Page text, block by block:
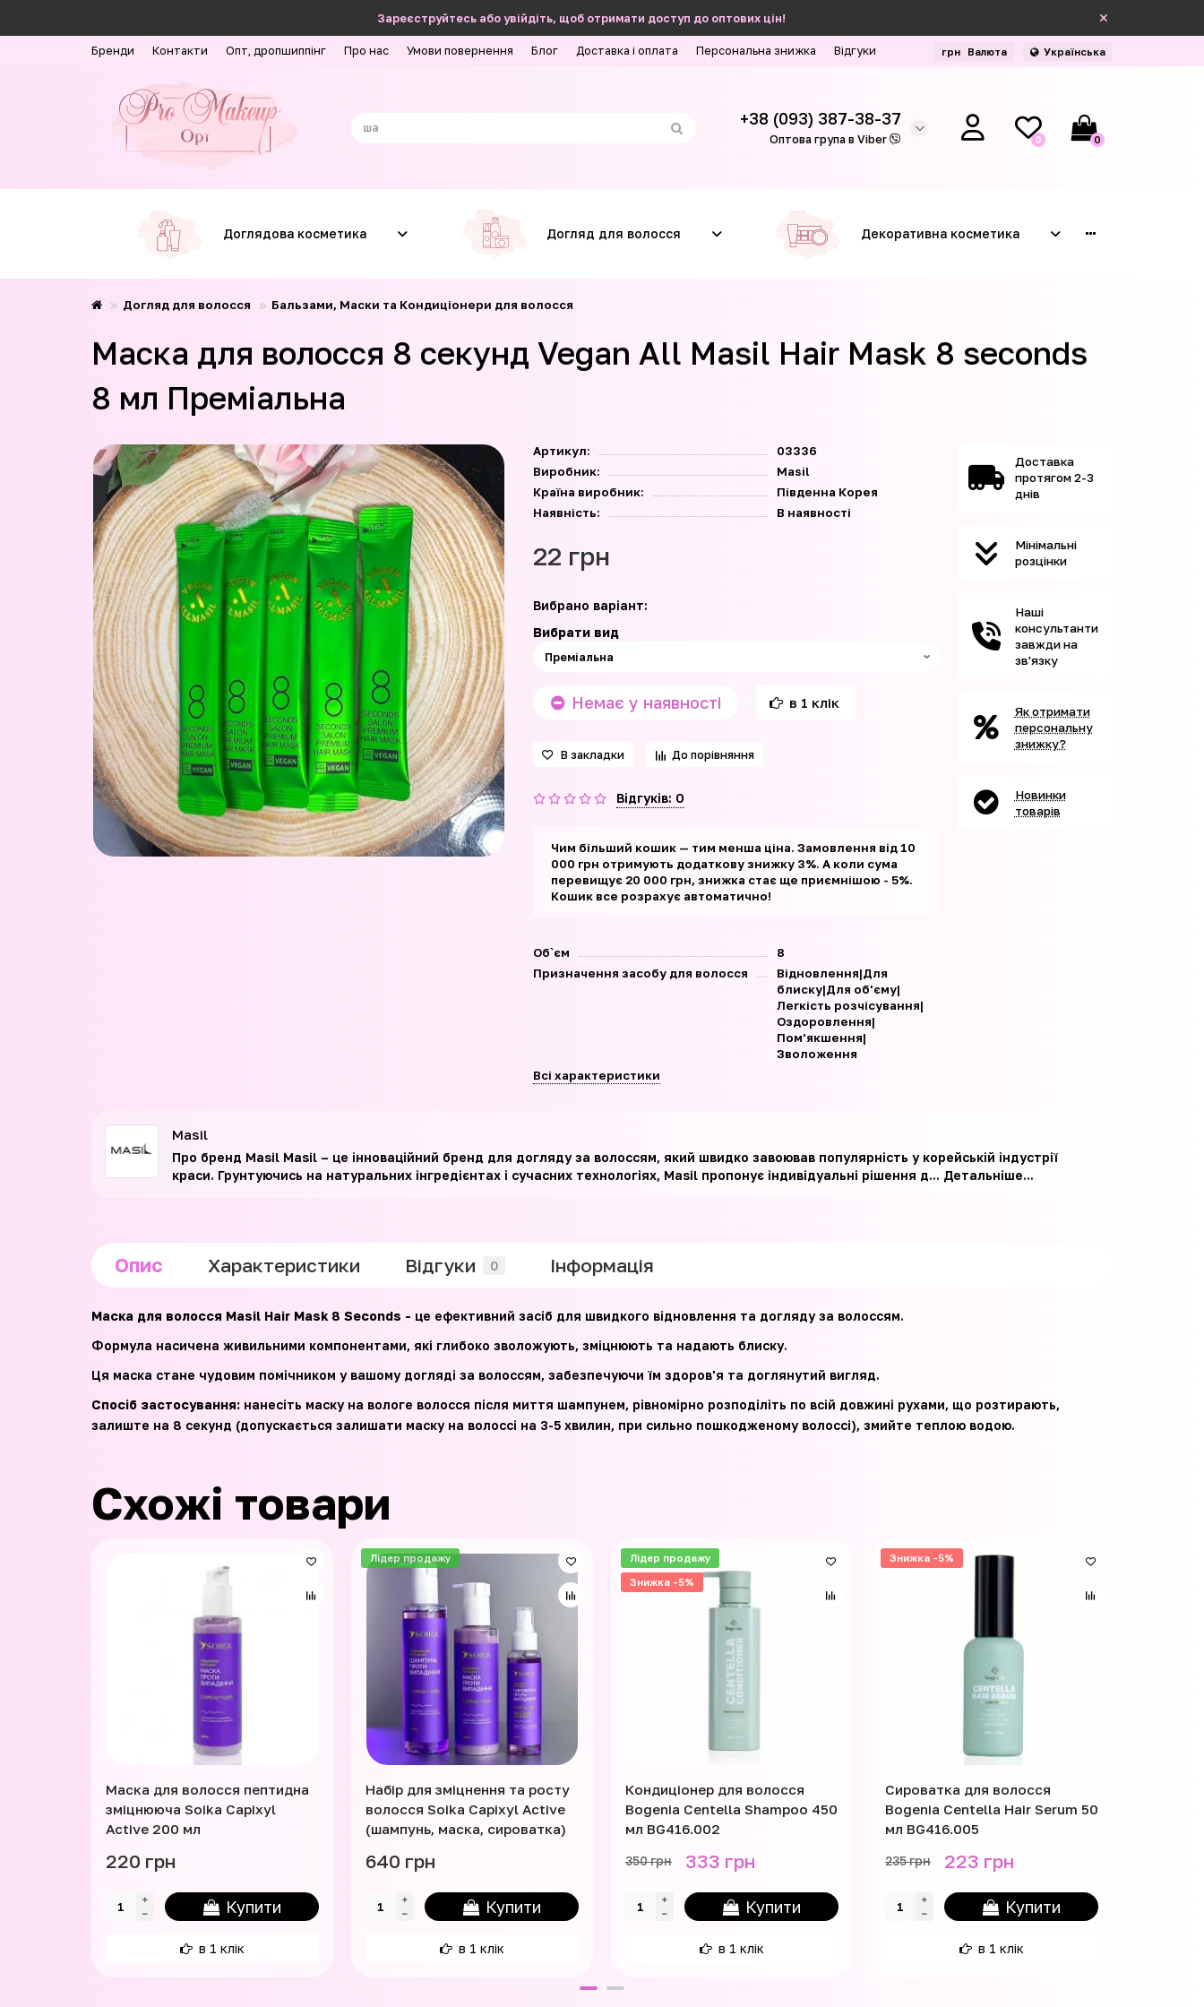
Зареєструйтесь або увійдіть, щоб отримати доступ до оптових цін!
Бренди Контакти Опт, дропшиппінг Про нас Умови повернення Блог Доставка і оплата Персональна знижка Відгуки грн Валюта Українська
+38 (093) 387-38-37
Оптова група в Viber 0 0
Доглядова косметика Догляд для волосся Декоративна косметика
Догляд для волосся Бальзами, Маски та Кондиціонери для волосся
Маска для волосся 8 секунд Vegan All Masil Hair Mask 8 seconds
8 мл Преміальна
Артикул:
03336
Виробник:
Masil
Країна виробник:
Південна Корея
Наявність:
В наявності
22 грн
Вибрано варіант:
Вибрати вид
Немає у наявності в 1 клік
В закладки До порівняння
Відгуків: 0
Чим більший кошик — тим менша ціна. Замовлення від 10
000 грн отримують додаткову знижку 3%. А коли сума
перевищує 20 000 грн, знижка стає ще приємнішою - 5%.
Кошик все розрахує автоматично!
Об`єм
8
Призначення засобу для волосся
Відновлення|Для
блиску|Для об'єму|
Легкість розчісування|
Оздоровлення|
Пом'якшення|
Зволоження
Всі характеристики
Доставка
протягом 2-3
днів
Мінімальні
розцінки
Наші
консультанти
завжди на
зв'язку
Як отримати
персональну
знижку?
Новинки
товарів
Masil
Про бренд Masil Masil – це інноваційний бренд для догляду за волоссям, який швидко завоював популярність у корейській індустрії
краси. Грунтуючись на натуральних інгредієнтах і сучасних технологіях, Masil пропонує індивідуальні рішення д... Детальніше...
Опис Характеристики Відгуки 0 Iнформація
Маска для волосся Masil Hair Mask 8 Seconds - це ефективний засіб для швидкого відновлення та догляду за волоссям.
Формула насичена живильними компонентами, які глибоко зволожують, зміцнюють та надають блиску.
Ця маска стане чудовим помічником у вашому догляді за волоссям, забезпечуючи їм здоров'я та доглянутий вигляд.
Спосіб застосування: нанесіть маску на вологе волосся після миття шампунем, рівномірно розподіліть по всій довжині рухами, що розтирають,
залиште на 8 секунд (допускається залишати маску на волоссі на 3-5 хвилин, при сильно пошкодженому волоссі), змийте теплою водою.
Схожі товари
Маска для волосся пептидна
зміцнююча Soika Capixyl
Active 200 мл
220 грн
Купити
в 1 клік
Лідер продажу
Набір для зміцнення та росту
волосся Soika Capixyl Active
(шампунь, маска, сироватка)
640 грн
Купити
в 1 клік
Лідер продажу
Знижка -5%
Кондиціонер для волосся
Bogenia Centella Shampoo 450
мл BG416.002
350 грн 333 грн
Купити
в 1 клік
Знижка -5%
Сироватка для волосся
Bogenia Centella Hair Serum 50
мл BG416.005
235 грн 223 грн
Купити
в 1 клік